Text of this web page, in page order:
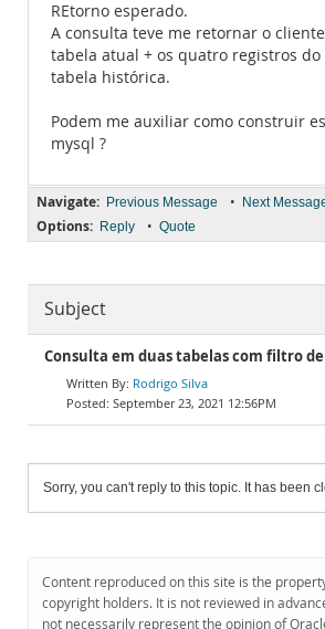
REtorno esperado.
A consulta teve me retornar o
tabela atual + os quatro registros do
tabela histórica.
Podem me auxiliar como construir
mysql ?
Navigate: Previous Message • Next
Options: Reply • Quote
Subject
Consulta em duas tabelas com filtro
Rodrigo Silva
September 23, 2021 12:56PM
Sorry, you can't reply to this topic. It has been
Content reproduced on this site is the
copyright holders. It is not reviewed in
not necessarily represent the opinion of